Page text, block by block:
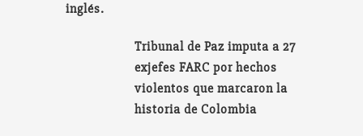
inglés.
Tribunal de Paz imputa a 27
exjefes FARC por hechos
violentos que marcaron la
historia de Colombia